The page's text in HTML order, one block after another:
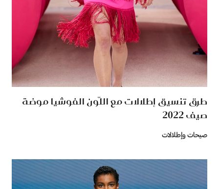
طرق تنسيق إطلالات مع اللّون الفوشيا موضة
صيف 2022
صيحات وإطلالات